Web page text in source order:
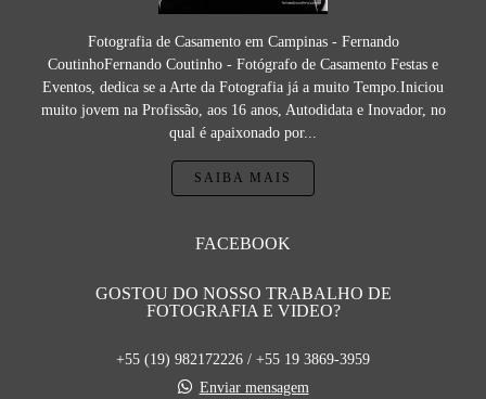
Fotografia de Casamento em Campinas - Fernando
CoutinhoFernando Coutinho - Fotógrafo de Casamento Festas e
Eventos, dedica se a Arte da Fotografia já a muito Tempo.Iniciou
muito jovem na Profissão, aos 16 anos, Autodidata e Inovador, no
qual é apaixonado por...
SAIBA MAIS
FACEBOOK
GOSTOU DO NOSSO TRABALHO DE
FOTOGRAFIA E VIDEO?
+55 (19) 982172226 / +55 19 3869-3959
Enviar mensagem